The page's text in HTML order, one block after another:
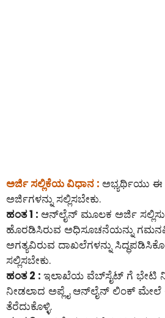
ಅರ್ಜಿ ಸಲ್ಲಿಕೆಯ ವಿಧಾನ : ಅಭ್ಯರ್ಥಿಯು ಈ
ಅರ್ಜಿಗಳನ್ನು ಸಲ್ಲಿಸಬೇಕು.
ಹಂತ 1 : ಆನ್‌ಲೈನ್‌ ಮೂಲಕ ಅರ್ಜಿ
ಹೊರಡಿಸಿರುವ ಅಧಿಸೂಚನೆಯನ್ನು
ಅಗತ್ಯವಿರುವ ದಾಖಲೆಗಳನ್ನು
ಸಲ್ಲಿಸಬೇಕು.
ಹಂತ 2 : ಇಲಾಖೆಯ ವೆಬ್‌ಸೈಟ್ ಗೆ ಭೇಟಿ
ನೀಡಲಾದ ಅಪ್ಲೈ ಆನ್‌ಲೈನ್‌ ಲಿಂಕ್ ಮೇಲೆ
ತೆರೆದುಕೊಳ್ಳಿ.